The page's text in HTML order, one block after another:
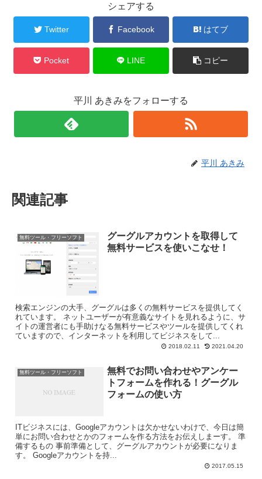
シェアする
Twitter Facebook はてブ
Pocket LINE コピー
平川 あきみをフォローする
平川 あきみ
関連記事
無料ツール・フリーソフト
グーグルアカウントを取得して
無料サービスを使いこなせ！
検索エンジンの大手、グーグルは多くの無料サービスを提供してく
れています。 ネットユーザーが有意義なサイトを見れるように、サ
イトの運営者にも手助けなる無料サービスやツールを提供してくれ
ていますので、インターネットを利用してビジネスをして...
2018.02.11 2021.04.20
無料ツール・フリーソフト
無料でお問い合わせやアンケー
トフォームを作れる！グーグル
フォームの使い方
ITビジネスには、Googleアカウントは欠かせないわけで、今日は簡
単にお問い合わせとかのフォームを作る方法をお伝えしまーす。 準
備するもの 事前準備として、グーグルアカウントが必要になりま
す。 Googleアカウントを持...
2017.05.15